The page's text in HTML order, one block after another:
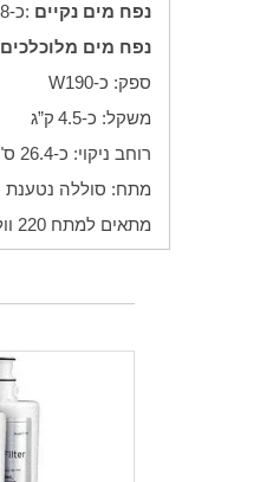
נפח מים נקיים :כ‑0.8
נפח מים מלוכלכים
ספק: כ‑190
W
משקל: כ‑4.5
ק”ג
רוחב ניקוי: כ-26.4 ס"מ
מתח: סוללה נטענת
מתאים למתח 220 וולט בישראל